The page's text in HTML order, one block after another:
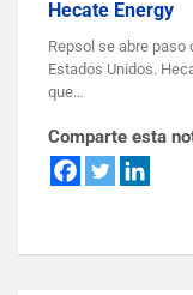
Hecate Energy
Repsol se abre paso
Estados Unidos.
que…
Comparte esta